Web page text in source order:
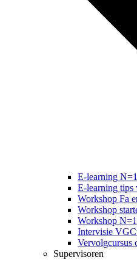
E-learning
E-learning tips
Workshop Fa
Workshop
Workshop
Intervisie
Vervolgcursus
Supervisoren